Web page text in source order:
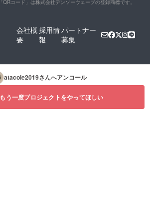
「QRコード」は株式会社デンソーウェーブの登録商標です。
会社概
要
採用情
報
パートナー
募集
atacole2019さんへアンコール
もう一度プロジェクトをやってほしい